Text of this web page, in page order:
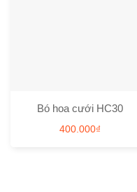
Bó hoa cưới HC30
400.000₫